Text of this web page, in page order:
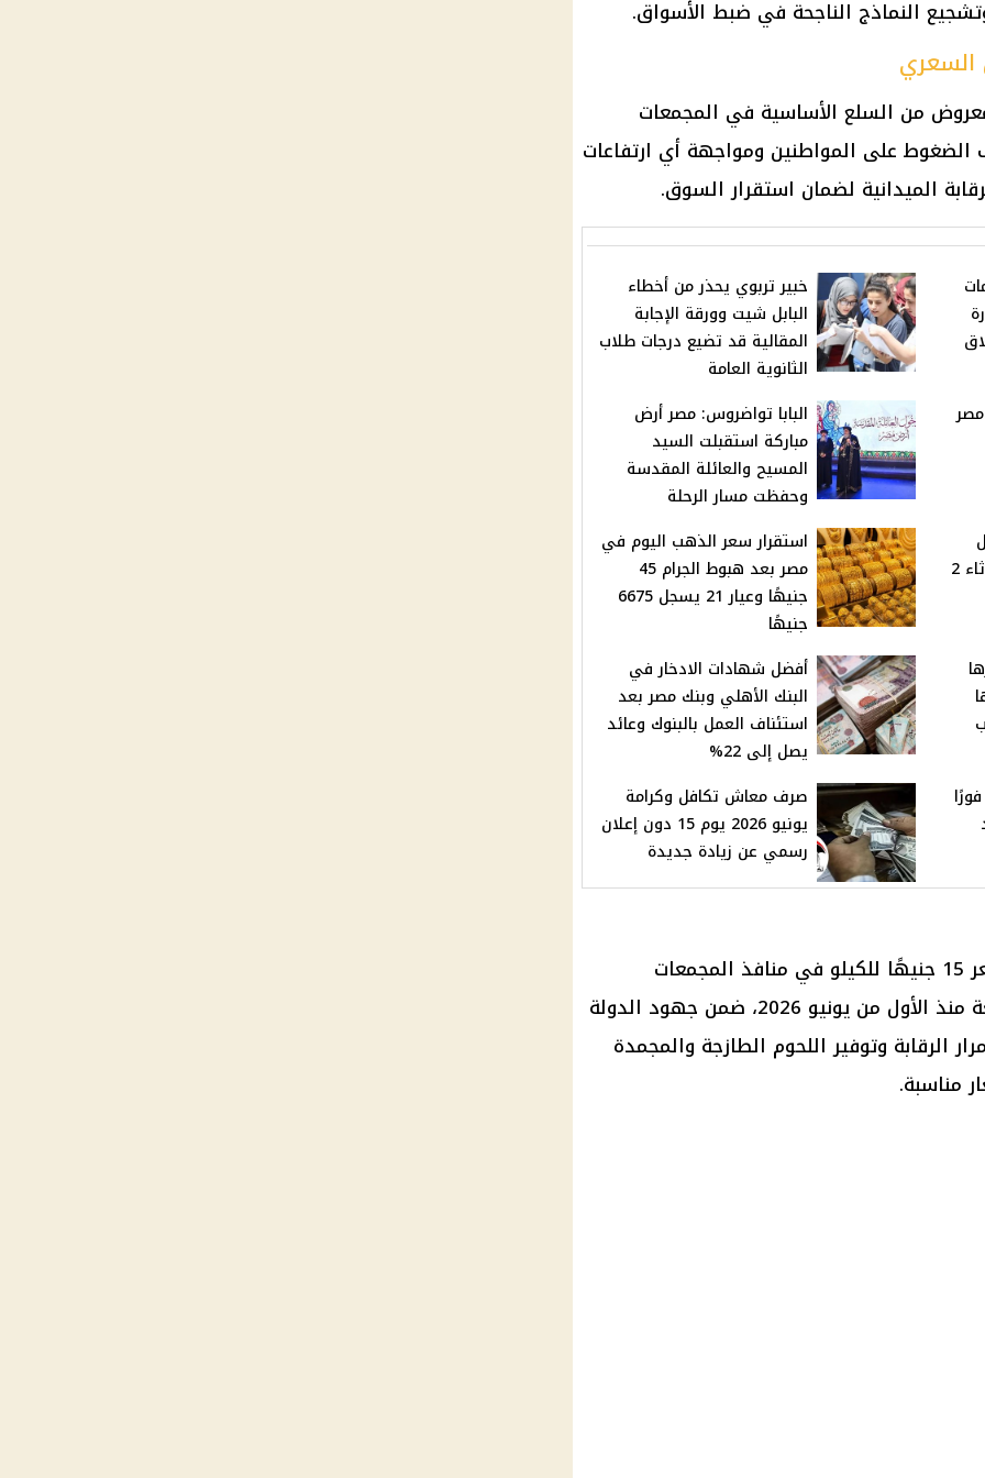
وتشجيع النماذج الناجحة في ضبط الأسواق.
السعري
من السلع الأساسية في المجمعات
على المواطنين ومواجهة أي ارتفاعات
الميدانية لضمان استقرار السوق.
خبير تربوي يحذر من أخطاء
البابل شيت وورقة الإجابة
المقالية قد تضيع درجات طلاب
الثانوية العامة
البابا تواضروس: مصر أرض
مباركة استقبلت السيد
المسيح والعائلة المقدسة
وحفظت مسار الرحلة
الجنيه المصري اليوم الثلاثاء 2
استقرار سعر الذهب اليوم في
مصر بعد هبوط الجرام 45
جنيهًا وعيار 21 يسجل 6675
جنيهًا
أفضل شهادات الادخار في
البنك الأهلي وبنك مصر بعد
استئناف العمل بالبنوك وعائد
يصل إلى 22%
صرف معاش تكافل وكرامة
يونيو 2026 يوم 15 دون إعلان
رسمي عن زيادة جديدة
طرحت وزارة التموين الطماطم بسعر 15 جنيهًا للكيلو في منافذ المجمعات
الاستهلاكية وفروع الشركات التابعة منذ الأول من يونيو 2026، ضمن جهود الدولة
الرقابة وتوفير اللحوم الطازجة والمجمدة
مناسبة.